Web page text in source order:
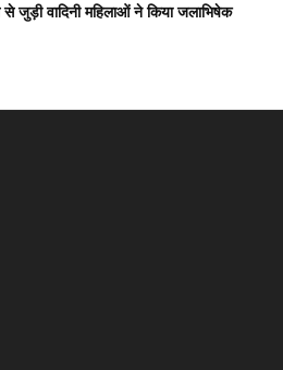
से जुड़ी वादिनी महिलाओं ने किया जलाभिषेक